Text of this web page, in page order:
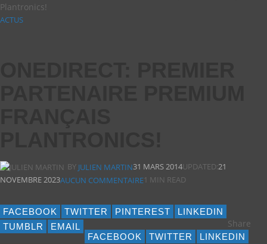
Plantronics!
ACTUS
BY JULIEN MARTIN31 MARS 2014UPDATED:21
NOVEMBRE 2023AUCUN COMMENTAIRE1 MIN READ
FACEBOOK TWITTER PINTEREST
LINKEDIN
TUMBLR
EMAIL Share
FACEBOOK TWITTER
LINKEDIN